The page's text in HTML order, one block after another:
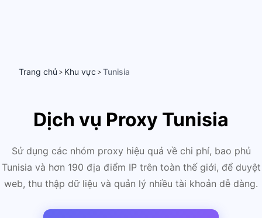
Trang chủ > Khu vực > Tunisia
Dịch vụ Proxy Tunisia
Sử dụng các nhóm proxy hiệu quả về chi phí, bao phủ
Tunisia và hơn 190 địa điểm IP trên toàn thế giới, để duyệt
web, thu thập dữ liệu và quản lý nhiều tài khoản dễ dàng.